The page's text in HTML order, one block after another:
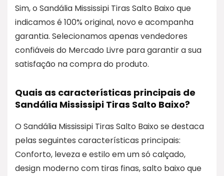
Sim, o Sandália Mississipi Tiras Salto Baixo que
indicamos é 100% original, novo e acompanha
garantia. Selecionamos apenas vendedores
confiáveis do Mercado Livre para garantir a sua
satisfação na compra do produto.
Quais as características principais de
Sandália Mississipi Tiras Salto Baixo?
O Sandália Mississipi Tiras Salto Baixo se destaca
pelas seguintes características principais:
Conforto, leveza e estilo em um só calçado,
design moderno com tiras finas, salto baixo que